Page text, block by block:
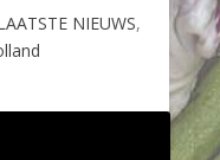
NIEUWS,